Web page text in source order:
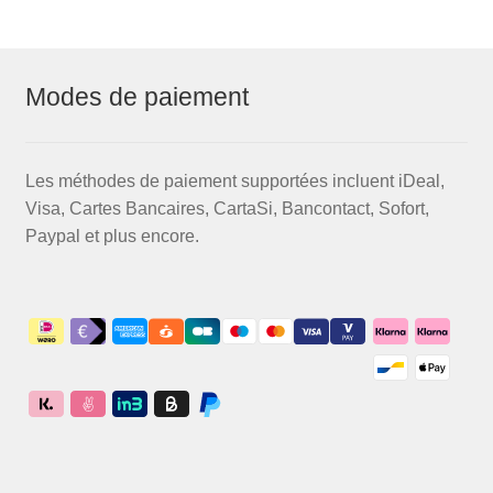
Modes de paiement
Les méthodes de paiement supportées incluent iDeal,
Visa, Cartes Bancaires, CartaSi, Bancontact, Sofort,
Paypal et plus encore.